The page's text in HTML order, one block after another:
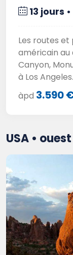
13 jours
Les routes
américain au
Canyon,
à Los Angeles.
àpd 3.590
USA •